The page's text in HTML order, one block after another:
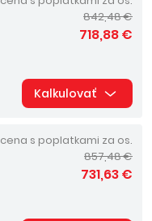
842,48 €
718,88 €
Kalkulovať
cena s poplatkami za os.
857,48 €
731,63 €